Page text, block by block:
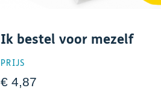
Ik bestel voor mezelf
PRIJS
€ 4,87